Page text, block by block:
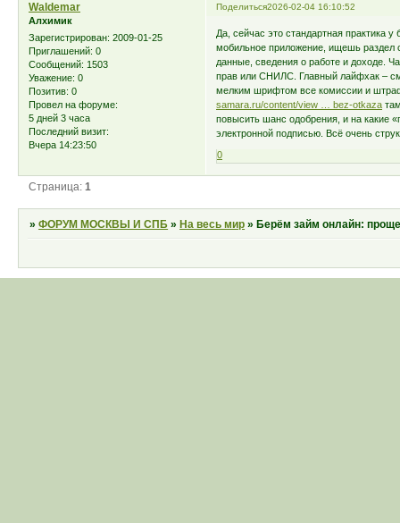
Поделиться2026-02-04 16:10:52
Waldemar
Алхимик
Зарегистрирован: 2009-01-25
Приглашений: 0
Сообщений: 1503
Уважение: 0
Позитив: 0
Провел на форуме:
5 дней 3 часа
Последний визит:
Вчера 14:23:50
Да, сейчас это стандартная практика
мобильное приложение, ищешь раздел
данные, сведения о работе и доходе.
прав или СНИЛС. Главный лайфхак –
мелким шрифтом все комиссии и
samara.ru/content/view … bez-otkaza
повысить шанс одобрения, и на какие
электронной подписью. Всё очень
0
Страница:1
»ФОРУМ МОСКВЫ И СПБ » На весь мир » Берём займ онлайн: